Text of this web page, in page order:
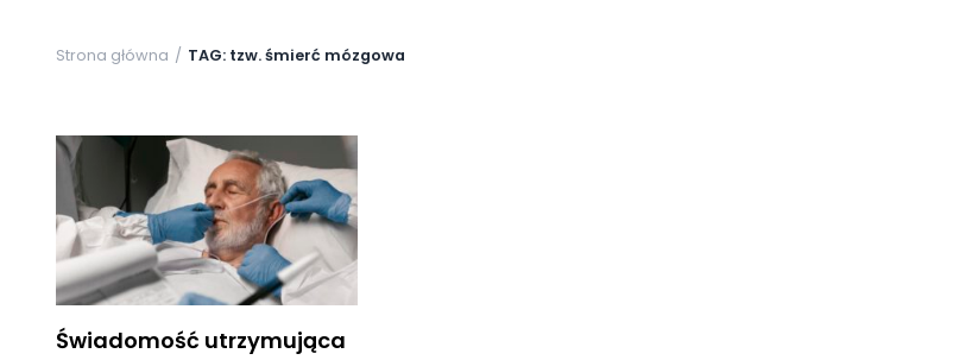
Strona główna TAG: tzw. śmierć mózgowa
Świadomość utrzymująca